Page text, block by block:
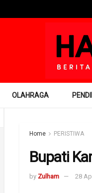
OLAHRAGA
Home PERISTIWA
Bupati
by Zulham 28